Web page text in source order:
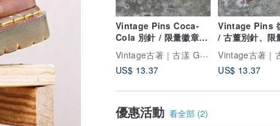
Vintage Pins Coca-
Cola 別針 / 限量徽章、
可口可樂、Cocacola Vintage古著｜古漾 GoYoung
US$ 13.37
Vintage Pins
/ 古董別針、限
針、古董徽章
US$ 13.37
優惠活動 看全部 (2)